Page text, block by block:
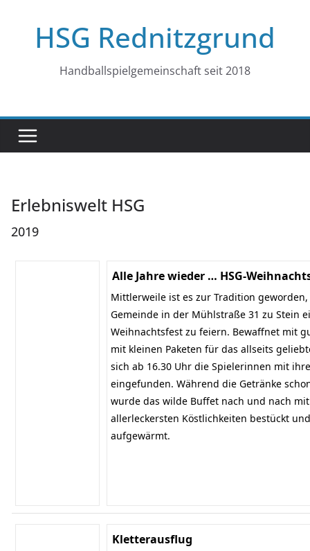
springenHSG Rednitzgrund
Handballspielgemeinschaft seit 2018
Erlebniswelt HSG
2019
Alle Jahre wieder … HSG-
Mittlerweile ist es zur Tradition geworden,
Gemeinde in der Mühlstraße 31 zu Stein
Weihnachtsfest zu feiern. Bewaffnet mit
mit kleinen Paketen für das allseits
sich ab 16.30 Uhr die Spielerinnen mit
eingefunden. Während die Getränke
wurde das wilde Buffet nach und nach
allerleckersten Köstlichkeiten bestückt
aufgewärmt.
Kletterausflug